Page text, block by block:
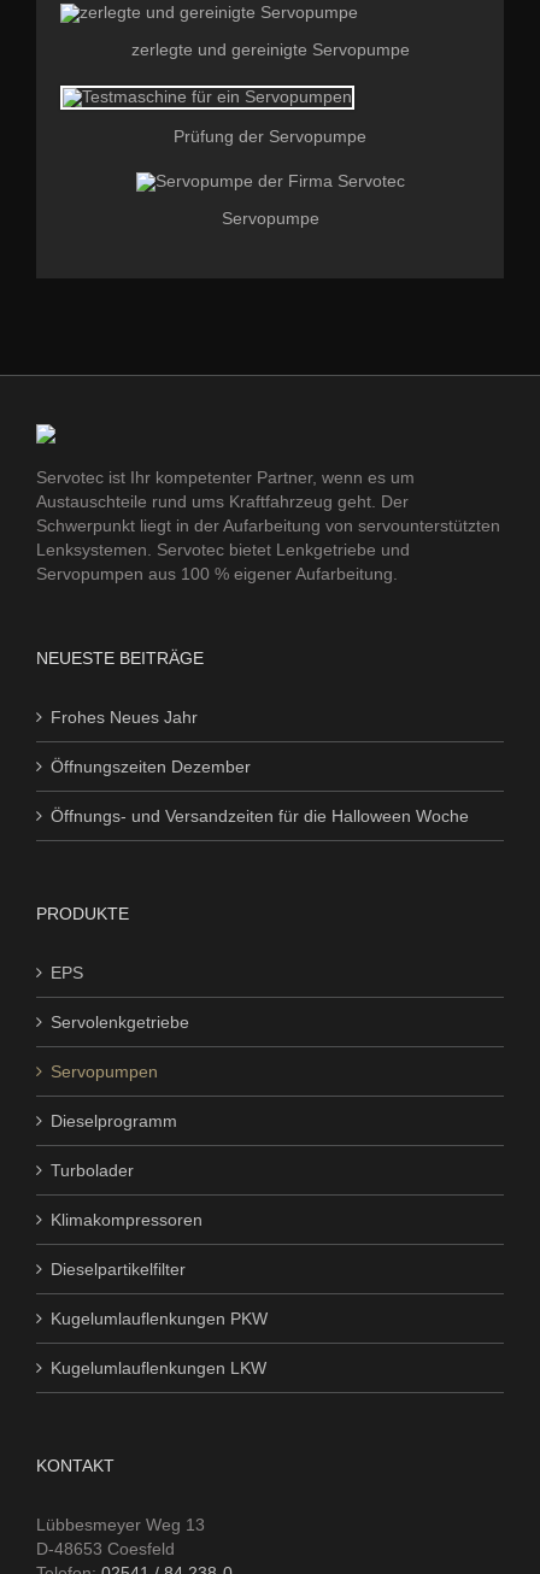
zerlegte und gereinigte Servopumpe
Prüfung der Servopumpe
Servopumpe
Servotec ist Ihr kompetenter Partner, wenn es um
Austauschteile rund ums Kraftfahrzeug geht. Der
Schwerpunkt liegt in der Aufarbeitung von servounterstützten
Lenksystemen. Servotec bietet Lenkgetriebe und
Servopumpen aus 100 % eigener Aufarbeitung.
NEUESTE BEITRÄGE
Frohes Neues Jahr
Öffnungszeiten Dezember
Öffnungs- und Versandzeiten für die Halloween Woche
PRODUKTE
EPS
Servolenkgetriebe
Servopumpen
Dieselprogramm
Turbolader
Klimakompressoren
Dieselpartikelfilter
Kugelumlauflenkungen PKW
Kugelumlauflenkungen LKW
KONTAKT
Lübbesmeyer Weg 13
D-48653 Coesfeld